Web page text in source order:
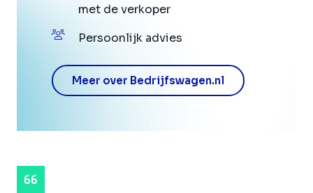
met de verkoper
Persoonlijk advies
Meer over Bedrijfswagen.nl